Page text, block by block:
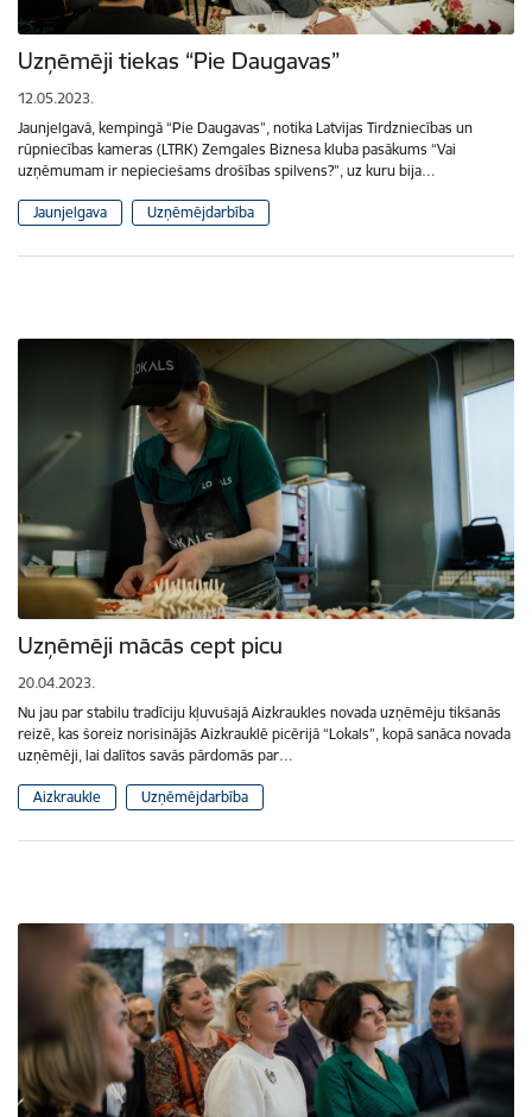
Uzņēmēji tiekas “Pie Daugavas”
12.05.2023.
Jaunjelgavā, kempingā “Pie Daugavas”, notika Latvijas Tirdzniecības un
rūpniecības kameras (LTRK) Zemgales Biznesa kluba pasākums “Vai
uzņēmumam ir nepieciešams drošības spilvens?”, uz kuru bija…
Jaunjelgava Uzņēmējdarbība
Uzņēmēji mācās cept picu
20.04.2023.
Nu jau par stabilu tradīciju kļuvušajā Aizkraukles novada uzņēmēju tikšanās
reizē, kas šoreiz norisinājās Aizkrauklē picērijā “Lokals”, kopā sanāca novada
uzņēmēji, lai dalītos savās pārdomās par…
Aizkraukle Uzņēmējdarbība